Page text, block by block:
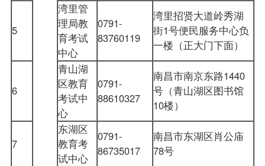
5
湾里管
理局教
育考试
中心
0791-
83760119
湾里招贤大道岭秀湖
街1号便民服务中心负
一楼（正大门下面）
6
青山湖
区教育
考试中
心
0791-
88610327
南昌市南京东路1440
号（青山湖区图书馆
10楼）
7
东湖区
教育考
试中心
0791-
86735017
南昌市东湖区肖公庙
78号